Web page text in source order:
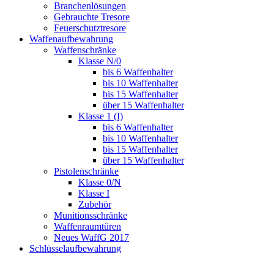
Branchenlösungen
Gebrauchte Tresore
Feuerschutztresore
Waffenaufbewahrung
Waffenschränke
Klasse N/0
bis 6 Waffenhalter
bis 10 Waffenhalter
bis 15 Waffenhalter
über 15 Waffenhalter
Klasse 1 (I)
bis 6 Waffenhalter
bis 10 Waffenhalter
bis 15 Waffenhalter
über 15 Waffenhalter
Pistolenschränke
Klasse 0/N
Klasse I
Zubehör
Munitionsschränke
Waffenraumtüren
Neues WaffG 2017
Schlüsselaufbewahrung